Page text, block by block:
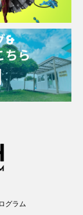
グラム